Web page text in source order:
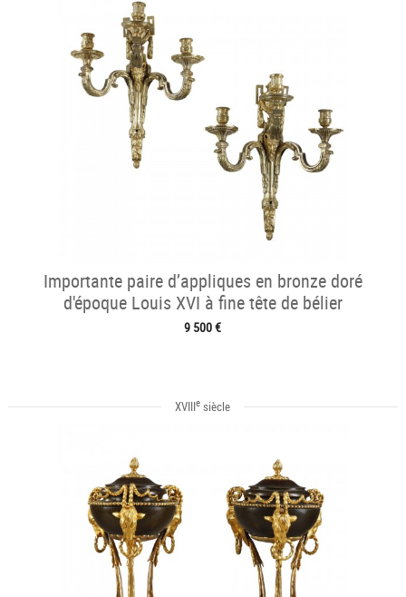
Importante paire d’appliques en bronze doré
d'époque Louis XVI à fine tête de bélier
9 500 €
XVIIIe siècle